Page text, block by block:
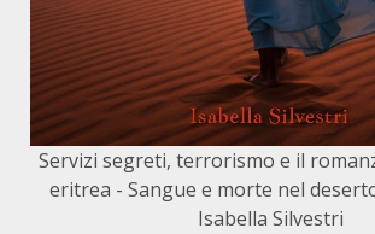
Servizi segreti, terrorismo e il
eritrea - Sangue e morte nel
Isabella Silvestri